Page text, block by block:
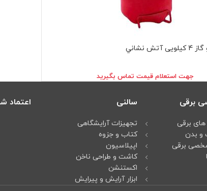
نشاني
جهت استعلام قيمت تماس بگيريد
برقی
برقی
و بدن
شخصی برقی
سالنی
تجهیزات آرایشگاهی
کتاب و جزوه
اپیلاسیون
کاشت و طراحی ناخن
اکستنشن
ابزار آرایش و پیرایش
اعتماد